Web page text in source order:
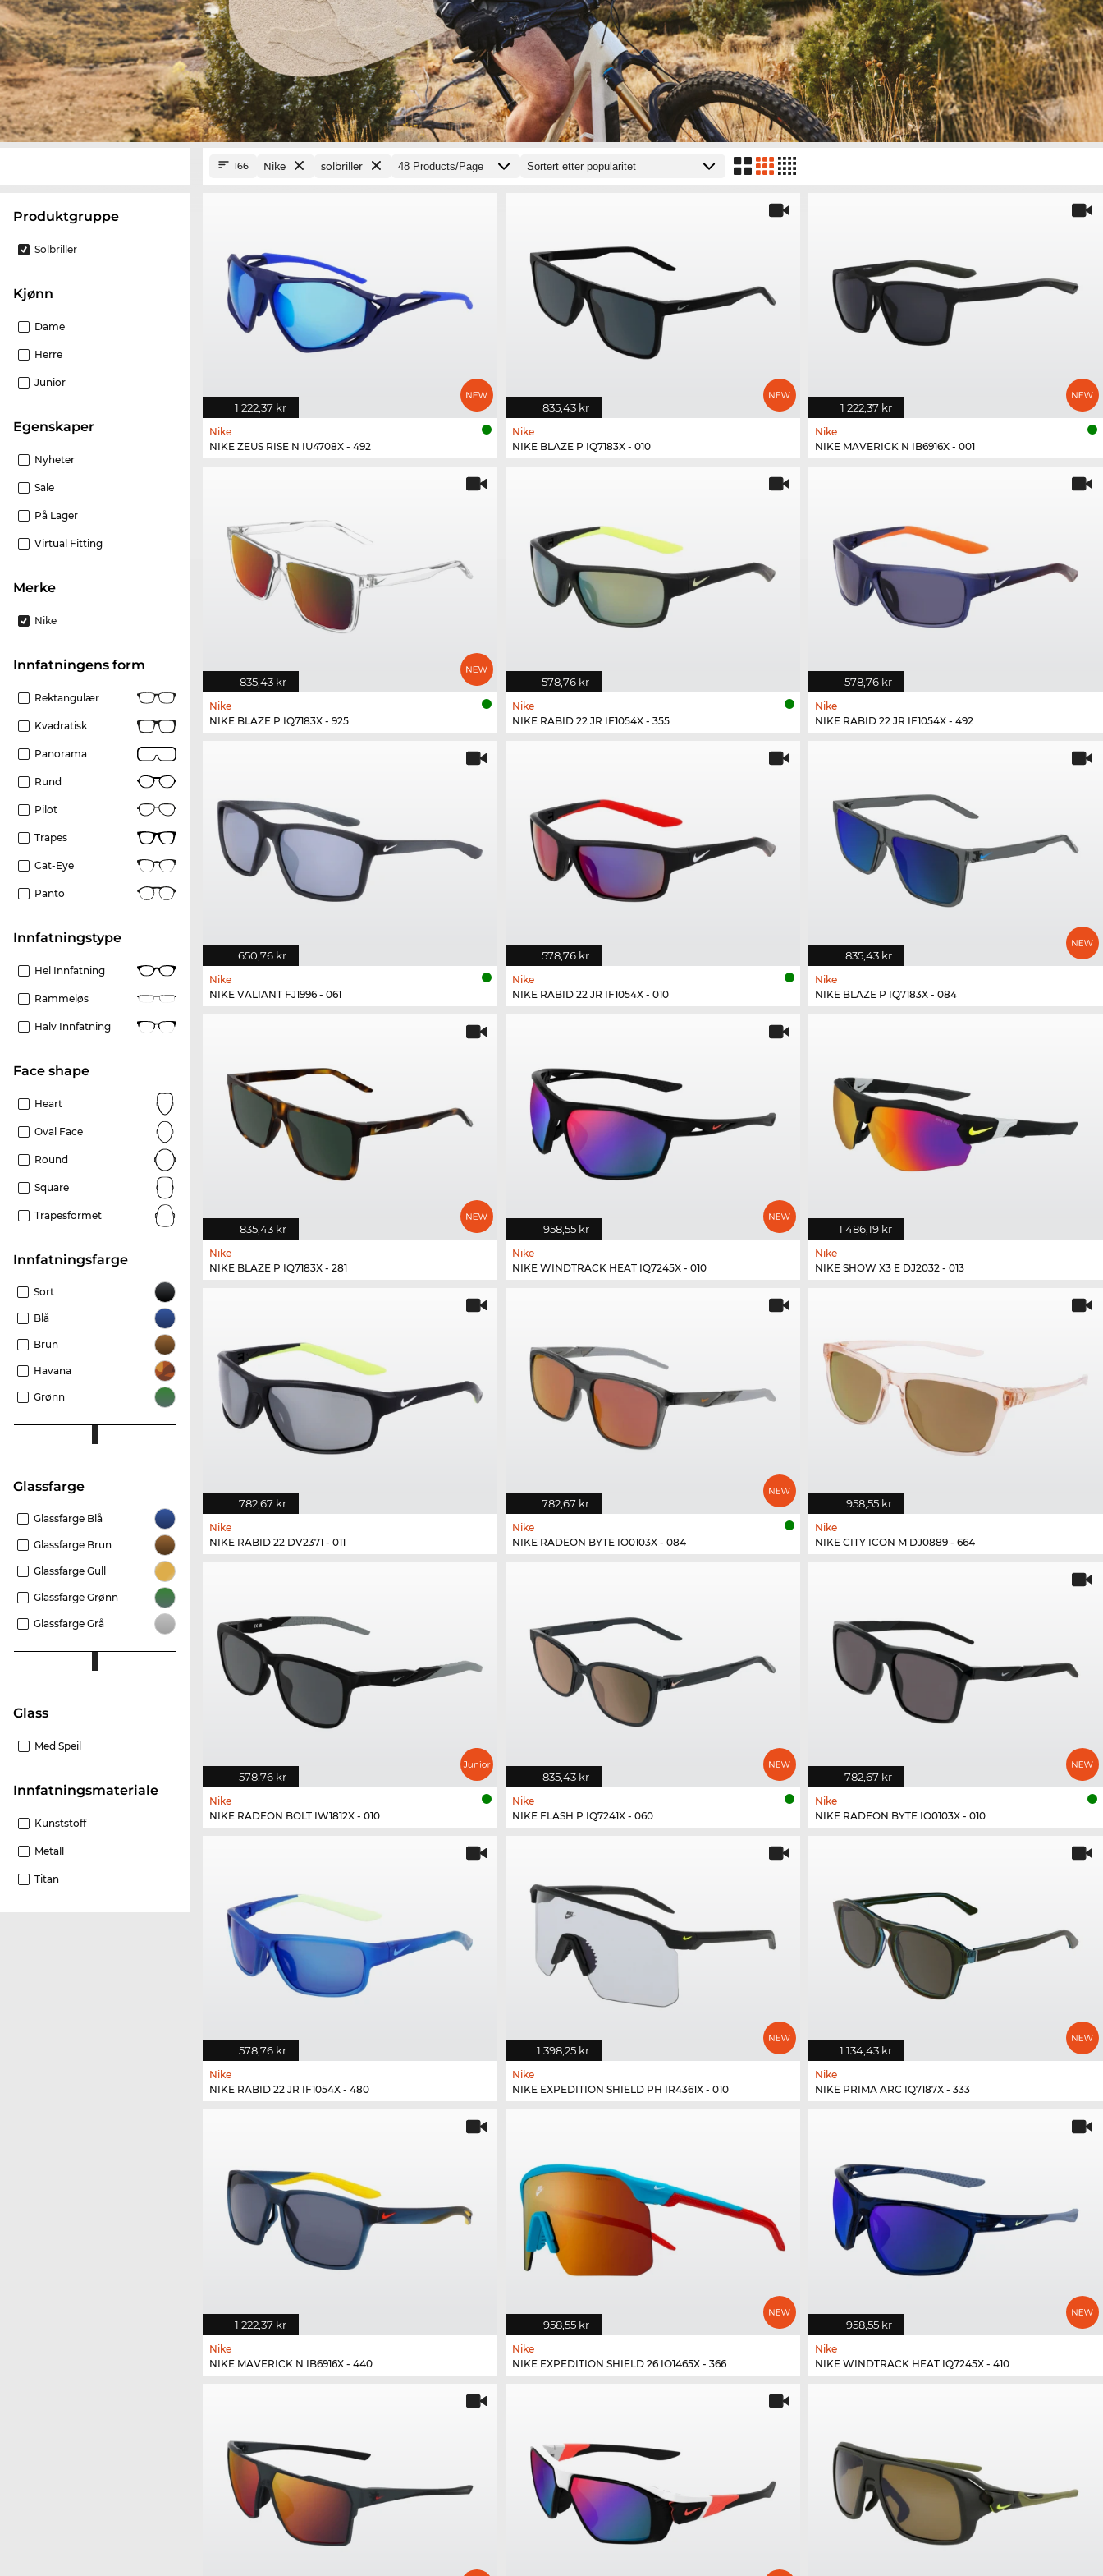
Produktgruppe
Solbriller
Kjønn
Dame
Herre
Junior
Egenskaper
Nyheter
Sale
På Lager
Virtual Fitting
merke
Nike
Innfatningens form
Rektangulær
Kvadratisk
Panorama
Rund
Pilot
Trapes
Cat-Eye
Panto
Innfatningstype
Hel Innfatning
Rammeløs
Halv Innfatning
Face shape
Heart
Oval Face
Round
Square
Trapesformet
Innfatningsfarge
Sort
Blå
Brun
Havana
Grønn
Glassfarge
Glassfarge Blå
Glassfarge Brun
Glassfarge Gull
Glassfarge Grønn
Glassfarge Grå
glass
Med Speil
innfatningsmateriale
Kunststoff
Metall
Titan
166 Nike solbriller
1 222,37 kr
Nike
NIKE ZEUS RISE N IU4708X - 492
835,43 kr
Nike
NIKE BLAZE P IQ7183X - 010
1 222,37 kr
Nike
NIKE MAVERICK N IB6916X - 001
835,43 kr
Nike
NIKE BLAZE P IQ7183X - 925
578,76 kr
Nike
NIKE RABID 22 JR IF1054X - 355
578,76 kr
Nike
NIKE RABID 22 JR IF1054X - 492
650,76 kr
Nike
NIKE VALIANT FJ1996 - 061
578,76 kr
Nike
NIKE RABID 22 JR IF1054X - 010
835,43 kr
Nike
NIKE BLAZE P IQ7183X - 084
835,43 kr
Nike
NIKE BLAZE P IQ7183X - 281
958,55 kr
Nike
NIKE WINDTRACK HEAT IQ7245X - 010
1 486,19 kr
Nike
NIKE SHOW X3 E DJ2032 - 013
782,67 kr
Nike
NIKE RABID 22 DV2371 - 011
782,67 kr
Nike
NIKE RADEON BYTE IO0103X - 084
958,55 kr
Nike
NIKE CITY ICON M DJ0889 - 664
578,76 kr
Nike
NIKE RADEON BOLT IW1812X - 010
835,43 kr
Nike
NIKE FLASH P IQ7241X - 060
782,67 kr
Nike
NIKE RADEON BYTE IO0103X - 010
578,76 kr
Nike
NIKE RABID 22 JR IF1054X - 480
1 398,25 kr
Nike
NIKE EXPEDITION SHIELD PH IR4361X - 010
1 134,43 kr
Nike
NIKE PRIMA ARC IQ7187X - 333
1 222,37 kr
Nike
NIKE MAVERICK N IB6916X - 440
958,55 kr
Nike
NIKE EXPEDITION SHIELD 26 IO1465X - 366
958,55 kr
Nike
NIKE WINDTRACK HEAT IQ7245X - 410